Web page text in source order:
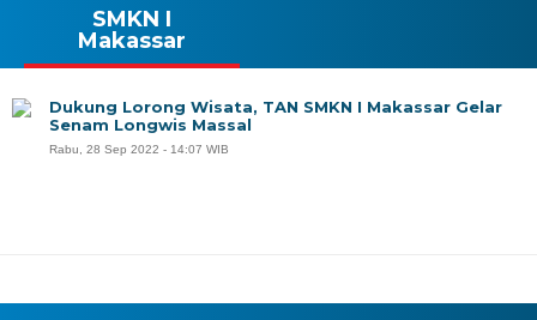
SMKN I
Makassar
Dukung Lorong Wisata, TAN SMKN I Makassar Gelar
Senam Longwis Massal
Rabu, 28 Sep 2022 - 14:07 WIB